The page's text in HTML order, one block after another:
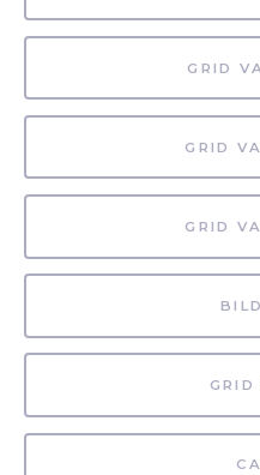
GRID
GRID
GRID
GRID